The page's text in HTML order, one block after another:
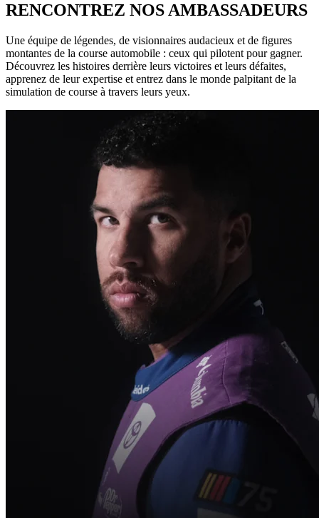
RENCONTREZ NOS AMBASSADEURS
Une équipe de légendes, de visionnaires audacieux et de figures
montantes de la course automobile : ceux qui pilotent pour gagner.
Découvrez les histoires derrière leurs victoires et leurs défaites,
apprenez de leur expertise et entrez dans le monde palpitant de la
simulation de course à travers leurs yeux.